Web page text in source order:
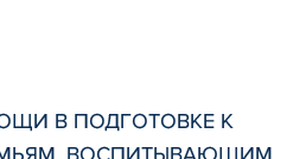
В ПОДГОТОВКЕ К